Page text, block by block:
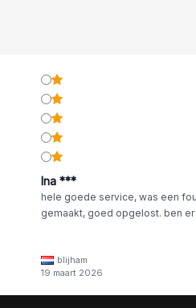
Ina ***
hele goede service, was een
gemaakt, goed opgelost. ben
blijham
19 maart 2026